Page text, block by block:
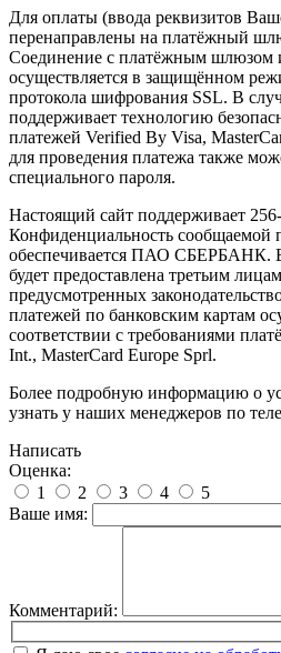
Для оплаты (ввода реквизитов
перенаправлены на платёжный
Соединение с платёжным шлюзом
осуществляется в защищённом
протокола шифрования SSL. В
поддерживает технологию
платежей Verified By Visa,
для проведения платежа также
специального пароля.
Настоящий сайт поддерживает
Конфиденциальность сообщаемой
обеспечивается ПАО СБЕРБАНК.
будет предоставлена третьим
предусмотренных
платежей по банковским картам
соответствии с требованиями
Int., MasterCard Europe Sprl.
Более подробную информацию о
узнать у наших менеджеров по
Написать
Оценка:
1
2 3 4
5
Ваше имя:
Комментарий: